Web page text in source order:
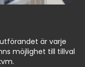
är varje
möjlighet till tillval